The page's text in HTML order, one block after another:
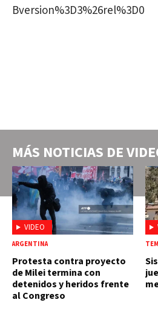
Bversion%3D3%26rel%3D0
MÁS NOTICIAS DE
VIDEO
ARGENTINA
Protesta contra proyecto
de Milei termina con
detenidos y heridos frente
al Congreso